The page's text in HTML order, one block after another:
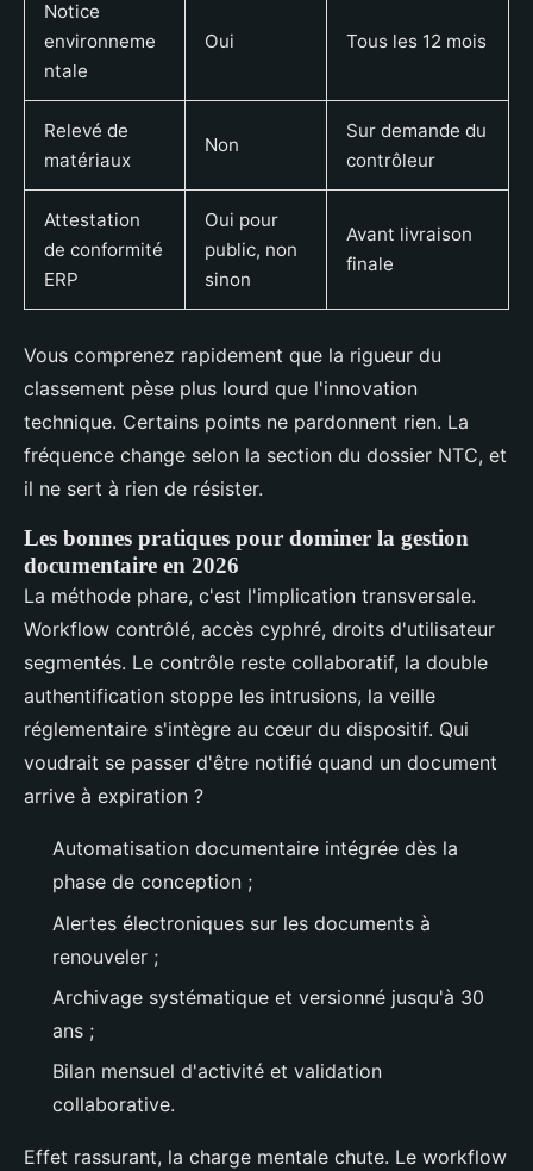
Notice
environneme
ntale
Oui Tous les 12 mois
Relevé de
matériaux
Non
Sur demande du
contrôleur
Attestation
de conformité
ERP
Oui pour
public, non
sinon
Avant livraison
finale
Vous comprenez rapidement que la rigueur du
classement pèse plus lourd que l'innovation
technique. Certains points ne pardonnent rien. La
fréquence change selon la section du dossier NTC, et
il ne sert à rien de résister.
Les bonnes pratiques pour dominer la gestion
documentaire en 2026
La méthode phare, c'est l'implication transversale.
Workflow contrôlé, accès cyphré, droits d'utilisateur
segmentés. Le contrôle reste collaboratif, la double
authentification stoppe les intrusions, la veille
réglementaire s'intègre au cœur du dispositif. Qui
voudrait se passer d'être notifié quand un document
arrive à expiration ?
Automatisation documentaire intégrée dès la
phase de conception ;
Alertes électroniques sur les documents à
renouveler ;
Archivage systématique et versionné jusqu'à 30
ans ;
Bilan mensuel d'activité et validation
collaborative.
Effet rassurant, la charge mentale chute. Le workflow